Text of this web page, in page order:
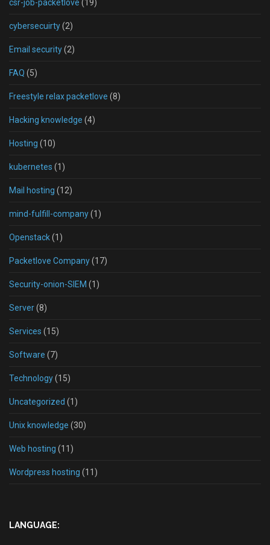
csr-job-packetlove (19)
cybersecuirty(2)
Email security(2)
FAQ (5)
Freestyle relax packetlove (8)
Hacking knowledge (4)
Hosting (10)
kubernetes (1)
Mail hosting (12)
mind-fulfill-company(1)
Openstack(1)
Packetlove Company(17)
Security-onion-SIEM (1)
Server(8)
Services (15)
Software (7)
Technology(15)
Uncategorized (1)
Unix knowledge (30)
Web hosting (11)
Wordpress hosting (11)
LANGUAGE: